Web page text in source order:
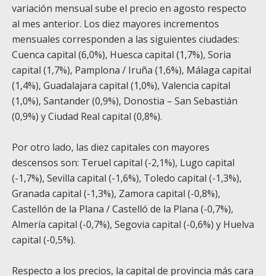
variación mensual sube el precio en agosto respecto
al mes anterior. Los diez mayores incrementos
mensuales corresponden a las siguientes ciudades:
Cuenca capital (6,0%), Huesca capital (1,7%), Soria
capital (1,7%), Pamplona / Iruña (1,6%), Málaga capital
(1,4%), Guadalajara capital (1,0%), Valencia capital
(1,0%), Santander (0,9%), Donostia – San Sebastián
(0,9%) y Ciudad Real capital (0,8%).
Por otro lado, las diez capitales con mayores
descensos son: Teruel capital (-2,1%), Lugo capital
(-1,7%), Sevilla capital (-1,6%), Toledo capital (-1,3%),
Granada capital (-1,3%), Zamora capital (-0,8%),
Castellón de la Plana / Castelló de la Plana (-0,7%),
Almería capital (-0,7%), Segovia capital (-0,6%) y Huelva
capital (-0,5%).
Respecto a los precios, la capital de provincia más cara